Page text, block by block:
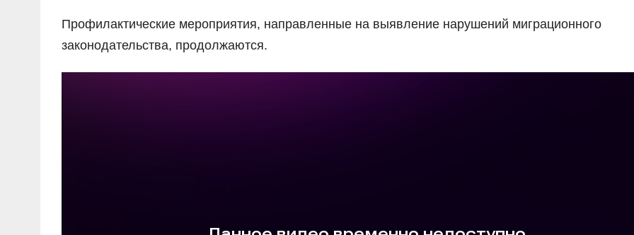
Профилактические мероприятия, направленные на выявление нарушений миграционного
законодательства, продолжаются.